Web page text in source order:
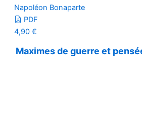
Napoléon Bonaparte
PDF
4,90 €
Maximes de guerre et